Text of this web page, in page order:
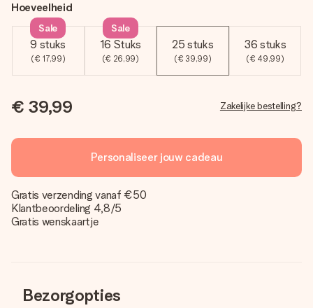
Hoeveelheid
9 stuks
(€ 17,99)
Sale
16 Stuks
(€ 26,99)
Sale
25 stuks
(€ 39,99)
36 stuks
(€ 49,99)
€ 39,99 Zakelijke bestelling?
Personaliseer jouw cadeau
Gratis verzending vanaf €50
Klantbeoordeling 4,8/5
Gratis wenskaartje
Bezorgopties